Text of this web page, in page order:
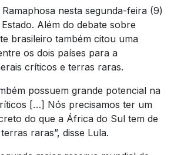
nesta segunda-feira (9)
Além do debate sobre
brasileiro também citou uma
os dois países para a
críticos e terras raras.
possuem grande potencial na
[…] Nós precisamos ter um
do que a África do Sul tem de
raras”, disse Lula.